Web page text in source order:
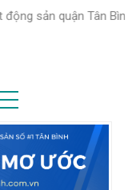
Tân Bình "Nơi
TÌM HIỂU NGAY|